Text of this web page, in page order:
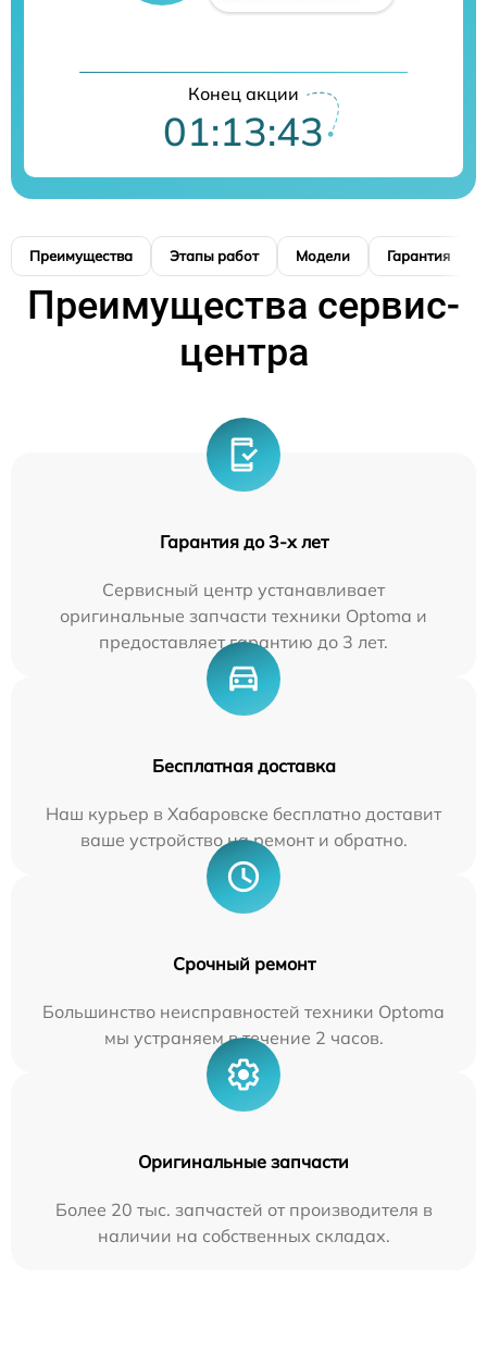
Конец акции
01:13:41
Преимущества Этапы работ Модели Гарантия
Преимущества сервис-
центра
Гарантия до 3-х лет
Сервисный центр устанавливает
оригинальные запчасти техники Optoma и
предоставляет гарантию до 3 лет.
Бесплатная доставка
Наш курьер в Хабаровске бесплатно доставит
ваше устройство на ремонт и обратно.
Срочный ремонт
Большинство неисправностей техники Optoma
мы устраняем в течение 2 часов.
Оригинальные запчасти
Более 20 тыс. запчастей от производителя в
наличии на собственных складах.